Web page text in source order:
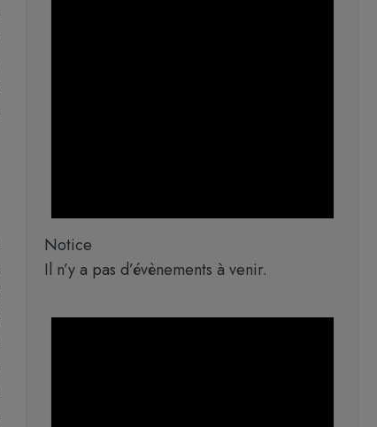
Notice
Il n’y a pas d’évènements à venir.